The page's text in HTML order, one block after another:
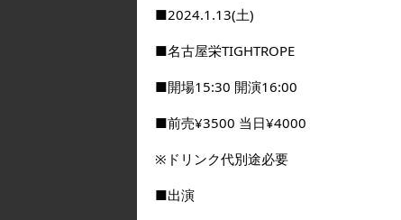
■2024.1.13(土)
■名古屋栄TIGHTROPE
■開場15:30 開演16:00
■前売¥3500 当日¥4000
※ドリンク代別途必要
■出演